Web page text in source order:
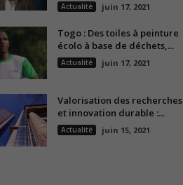
Actualité juin 17, 2021
Togo : Des toiles à peinture
écolo à base de déchets,...
Actualité juin 17, 2021
Valorisation des recherches
et innovation durable :...
Actualité juin 15, 2021